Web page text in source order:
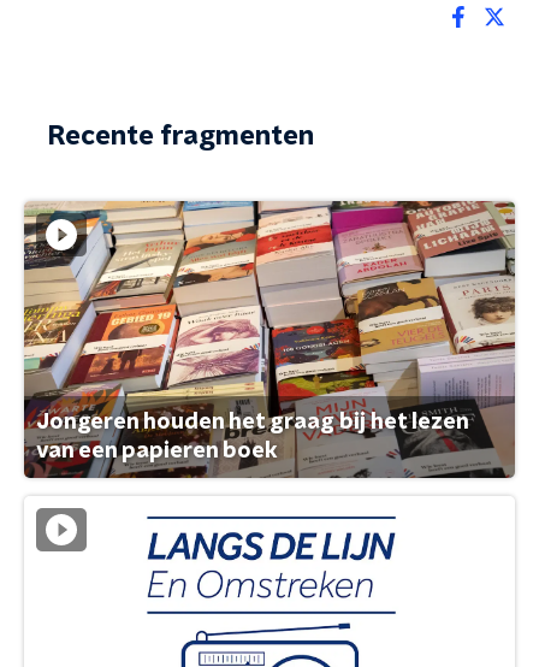
Recente fragmenten
Jongeren houden het graag bij het lezen
van een papieren boek